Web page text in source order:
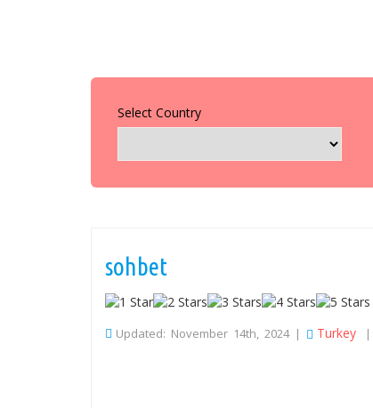
Select Country
sohbet
Updated: November 14th, 2024 | Turkey |